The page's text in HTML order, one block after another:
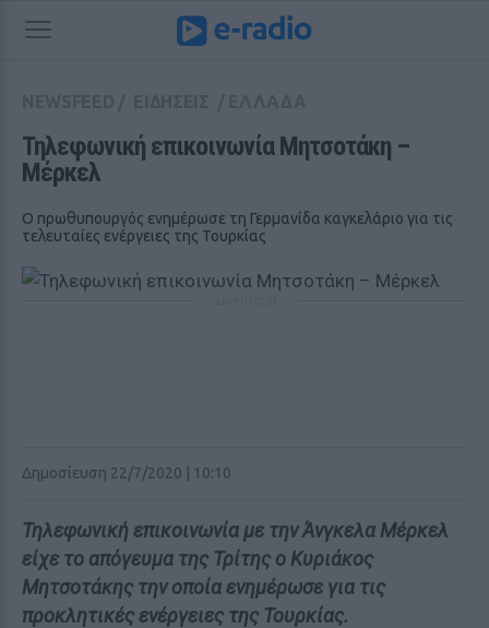
Τηλεφωνική επικοινωνία Μητσοτάκη –
Μέρκελ
Ο πρωθυπουργός ενημέρωσε τη Γερμανίδα καγκελάριο για τις
τελευταίες ενέργειες της Τουρκίας
Δημοσίευση 22/7/2020 | 10:10
Τηλεφωνική επικοινωνία με την Άνγκελα Μέρκελ
είχε το απόγευμα της Τρίτης ο Κυριάκος
Μητσοτάκης την οποία ενημέρωσε για τις
προκλητικές ενέργειες της Τουρκίας.